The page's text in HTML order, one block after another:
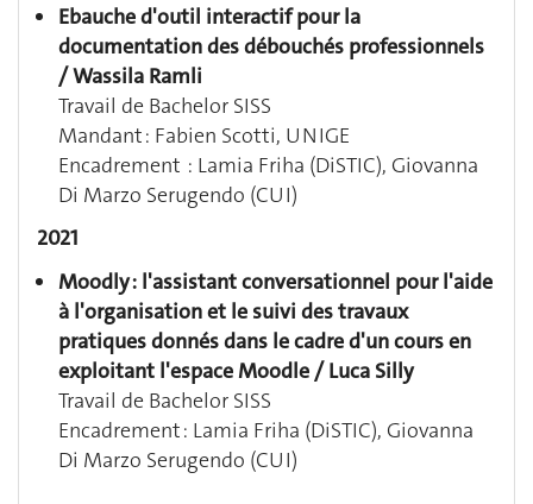
Ebauche d'outil interactif pour la
documentation des débouchés professionnels
/ Wassila Ramli
Travail de Bachelor SISS
Mandant : Fabien Scotti, UNIGE
Encadrement : Lamia Friha (DiSTIC), Giovanna
Di Marzo Serugendo (CUI)
2021
Moodly : l'assistant conversationnel pour l'aide
à l'organisation et le suivi des travaux
pratiques donnés dans le cadre d'un cours en
exploitant l'espace Moodle / Luca Silly
Travail de Bachelor SISS
Encadrement : Lamia Friha (DiSTIC), Giovanna
Di Marzo Serugendo (CUI)